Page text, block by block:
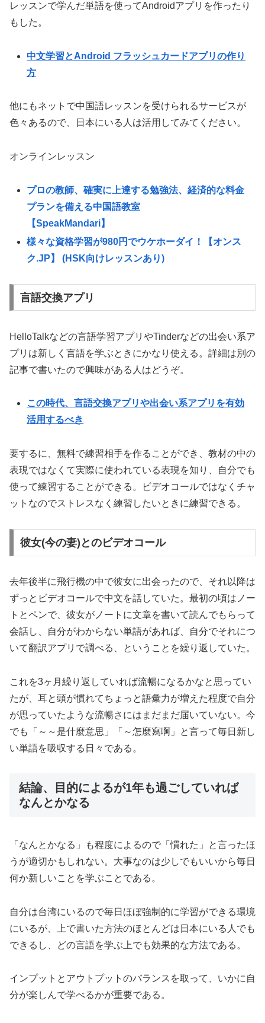
レッスンで学んだ単語を使ってAndroidアプリを作ったり
もした。
中文学習とAndroid フラッシュカードアプリの作り
方
他にもネットで中国語レッスンを受けられるサービスが
色々あるので、日本にいる人は活用してみてください。
オンラインレッスン
プロの教師、確実に上達する勉強法、経済的な料金
プランを備える中国語教室
【SpeakMandari】
様々な資格学習が980円でウケホーダイ！【オンス
ク.JP】 (HSK向けレッスンあり)
言語交換アプリ
HelloTalkなどの言語学習アプリやTinderなどの出会い系ア
プリは新しく言語を学ぶときにかなり使える。詳細は別の
記事で書いたので興味がある人はどうぞ。
この時代、言語交換アプリや出会い系アプリを有効
活用するべき
要するに、無料で練習相手を作ることができ、教材の中の
表現ではなくて実際に使われている表現を知り、自分でも
使って練習することができる。ビデオコールではなくチャ
ットなのでストレスなく練習したいときに練習できる。
彼女(今の妻)とのビデオコール
去年後半に飛行機の中で彼女に出会ったので、それ以降は
ずっとビデオコールで中文を話していた。最初の頃はノー
トとペンで、彼女がノートに文章を書いて読んでもらって
会話し、自分がわからない単語があれば、自分でそれにつ
いて翻訳アプリで調べる、ということを繰り返していた。
これを3ヶ月繰り返していれば流暢になるかなと思ってい
たが、耳と頭が慣れてちょっと語彙力が増えた程度で自分
が思っていたような流暢さにはまだまだ届いていない。今
でも「～～是什麼意思」「～怎麼寫啊」と言って毎日新し
い単語を吸収する日々である。
結論、目的によるが1年も過ごしていれば
なんとかなる
「なんとかなる」も程度によるので「慣れた」と言ったほ
うが適切かもしれない。大事なのは少しでもいいから毎日
何か新しいことを学ぶことである。
自分は台湾にいるので毎日ほぼ強制的に学習ができる環境
にいるが、上で書いた方法のほとんどは日本にいる人でも
できるし、どの言語を学ぶ上でも効果的な方法である。
インプットとアウトプットのバランスを取って、いかに自
分が楽しんで学べるかが重要である。